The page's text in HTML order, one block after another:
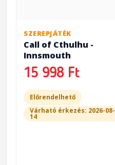
SZEREPJÁTÉK
Call of Cthulhu -
Innsmouth
15 998 Ft
Előrendelhető
Várható érkezés: 2026-08-
14